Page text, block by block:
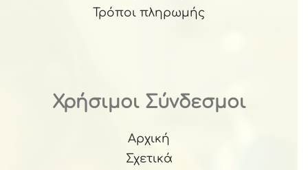
Τρόποι πληρωμής
Χρήσιμοι Σύνδεσμοι
Αρχική
Σχετικά